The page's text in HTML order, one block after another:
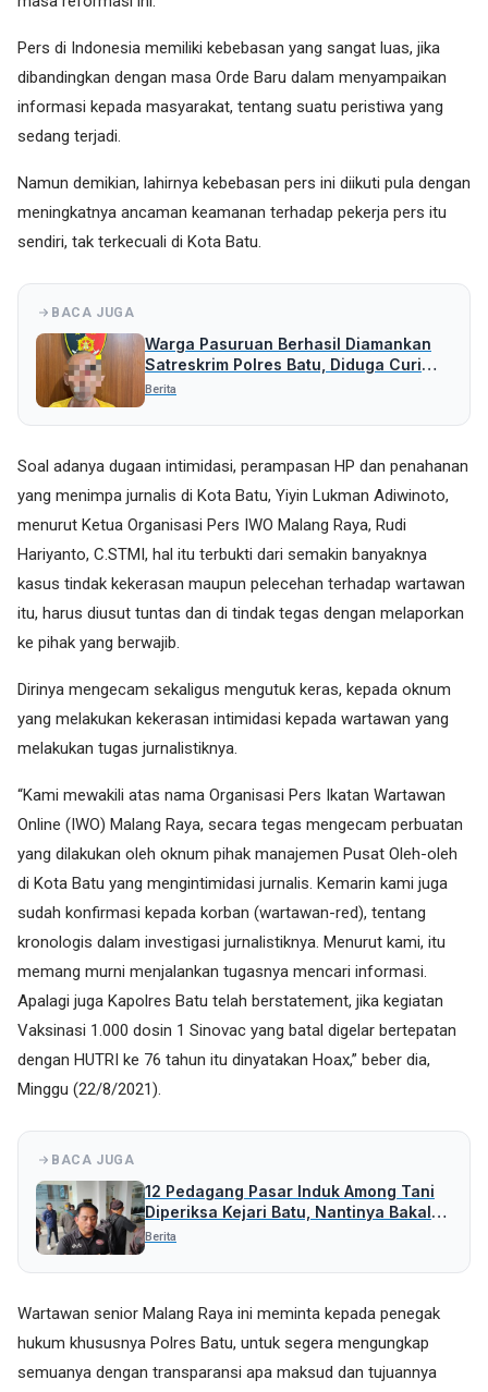
Pers di Indonesia memiliki kebebasan yang sangat luas, jika
dibandingkan dengan masa Orde Baru dalam menyampaikan
informasi kepada masyarakat, tentang suatu peristiwa yang
sedang terjadi.
Namun demikian, lahirnya kebebasan pers ini diikuti pula dengan
meningkatnya ancaman keamanan terhadap pekerja pers itu
sendiri, tak terkecuali di Kota Batu.
BACA JUGA
Warga Pasuruan Berhasil Diamankan
Satreskrim Polres Batu, Diduga Curi
Uang Rp 5 Juta
Berita
Soal adanya dugaan intimidasi, perampasan HP dan penahanan
yang menimpa jurnalis di Kota Batu, Yiyin Lukman Adiwinoto,
menurut Ketua Organisasi Pers IWO Malang Raya, Rudi
Hariyanto, C.STMI, hal itu terbukti dari semakin banyaknya
kasus tindak kekerasan maupun pelecehan terhadap wartawan
itu, harus diusut tuntas dan di tindak tegas dengan melaporkan
ke pihak yang berwajib.
Dirinya mengecam sekaligus mengutuk keras, kepada oknum
yang melakukan kekerasan intimidasi kepada wartawan yang
melakukan tugas jurnalistiknya.
“Kami mewakili atas nama Organisasi Pers Ikatan Wartawan
Online (IWO) Malang Raya, secara tegas mengecam perbuatan
yang dilakukan oleh oknum pihak manajemen Pusat Oleh-oleh
di Kota Batu yang mengintimidasi jurnalis. Kemarin kami juga
sudah konfirmasi kepada korban (wartawan-red), tentang
kronologis dalam investigasi jurnalistiknya. Menurut kami, itu
memang murni menjalankan tugasnya mencari informasi.
Apalagi juga Kapolres Batu telah berstatement, jika kegiatan
Vaksinasi 1.000 dosin 1 Sinovac yang batal digelar bertepatan
dengan HUTRI ke 76 tahun itu dinyatakan Hoax,” beber dia,
Minggu (22/8/2021).
BACA JUGA
12 Pedagang Pasar Induk Among Tani
Diperiksa Kejari Batu, Nantinya Bakal
Periksa Pihak Lain
Berita
Wartawan senior Malang Raya ini meminta kepada penegak
hukum khususnya Polres Batu, untuk segera mengungkap
semuanya dengan transparansi apa maksud dan tujuannya